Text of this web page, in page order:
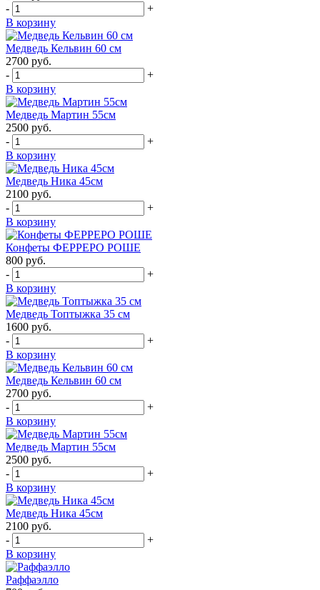
-
+
В корзину
Медведь Кельвин 60 см
2700 руб.
-
+
В корзину
Медведь Мартин 55см
2500 руб.
-
+
В корзину
Медведь Ника 45см
2100 руб.
-
+
В корзину
Конфеты ФЕРРЕРО РОШЕ
800 руб.
-
+
В корзину
Медведь Топтыжка 35 см
1600 руб.
-
+
В корзину
Медведь Кельвин 60 см
2700 руб.
-
+
В корзину
Медведь Мартин 55см
2500 руб.
-
+
В корзину
Медведь Ника 45см
2100 руб.
-
+
В корзину
Раффаэлло